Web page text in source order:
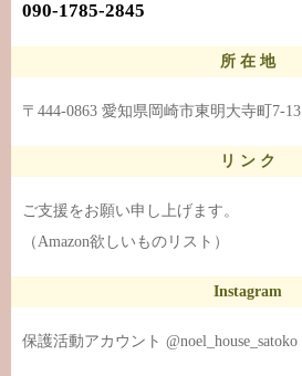
090-1785-2845
所 在 地
〒444-0863 愛知県岡崎市東明大寺町7-13
リ ン ク
ご支援をお願い申し上げます。
（Amazon欲しいものリスト）
Instagram
保護活動アカウント @noel_house_satoko